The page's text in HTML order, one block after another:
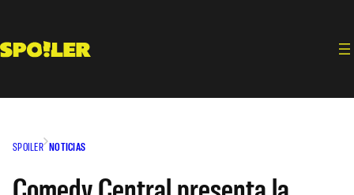
contenido
SPOILER NOTICIAS